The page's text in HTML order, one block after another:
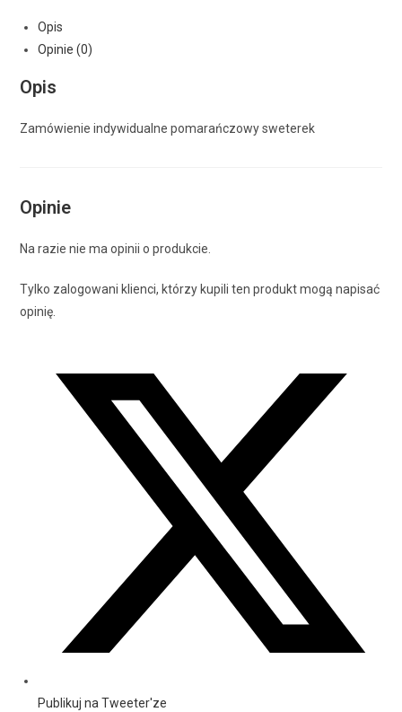
Opis
Opinie (0)
Opis
Zamówienie indywidualne pomarańczowy sweterek
Opinie
Na razie nie ma opinii o produkcie.
Tylko zalogowani klienci, którzy kupili ten produkt mogą napisać
opinię.
Publikuj na Tweeter'ze